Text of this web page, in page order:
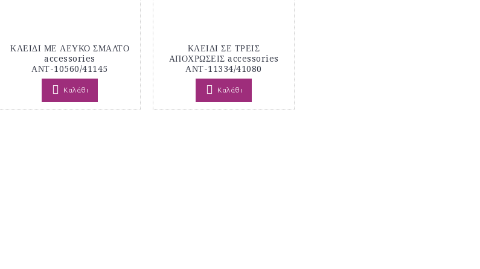
ΚΛΕΙΔΙ ΜΕ ΛΕΥΚΟ ΣΜΑΛΤΟ
accessories
ΑΝΤ-10560/41145
Καλάθι
ΚΛΕΙΔΙ ΣΕ ΤΡΕΙΣ
ΑΠΟΧΡΩΣΕΙΣ accessories
ΑΝΤ-11334/41080
Καλάθι